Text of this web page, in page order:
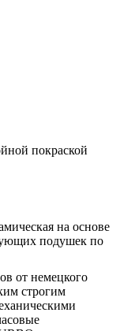
покраской
на основе
подушек по
от немецкого
строгим